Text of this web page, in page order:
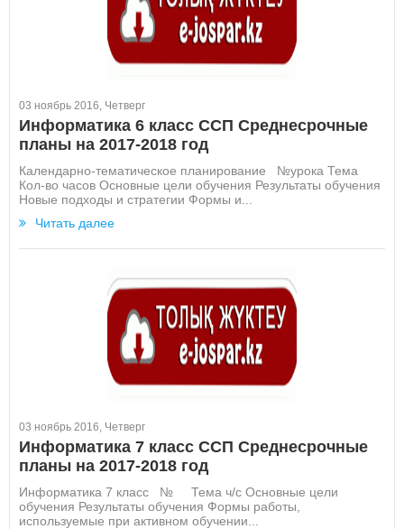
03 ноябрь 2016, Четверг
Информатика 6 класс ССП Среднесрочные
планы на 2017-2018 год
Календарно-тематическое планирование №урока Тема
Кол-во часов Основные цели обучения Результаты обучения
Новые подходы и стратегии Формы и...
Читать далее
03 ноябрь 2016, Четверг
Информатика 7 класс ССП Среднесрочные
планы на 2017-2018 год
Информатика 7 класс № Тема ч/с Основные цели
обучения Результаты обучения Формы работы,
используемые при активном обучении...